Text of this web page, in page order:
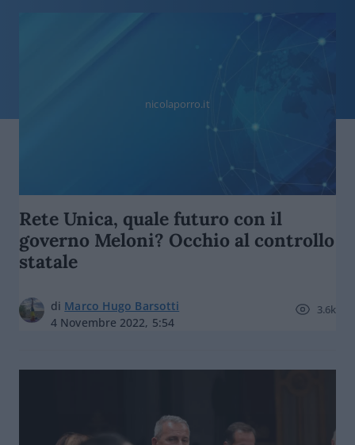
nicolaporro.it
Rete Unica, quale futuro con il
governo Meloni? Occhio al controllo
statale
di Marco Hugo Barsotti
4 Novembre 2022, 5:54
3.6k